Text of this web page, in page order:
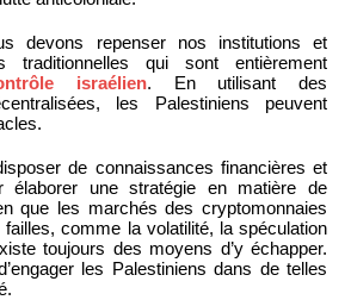
devons repenser nos institutions et
traditionnelles qui sont entièrement
israélien. En utilisant des
les Palestiniens peuvent
de connaissances financières et
élaborer une stratégie en matière de
que les marchés des cryptomonnaies
failles, comme la volatilité, la spéculation
toujours des moyens d’y échapper.
les Palestiniens dans de telles